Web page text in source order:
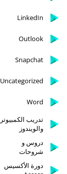
LinkedIn
Outlook
Snapchat
Uncategorized
Word
تدريب الكمبيوتر
والويندوز
دروس و
شروحات
دورة الأكسيس